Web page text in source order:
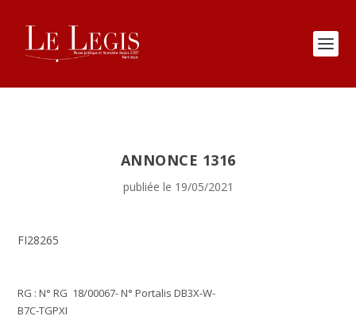
ANNONCE 1316
publiée le 19/05/2021
FI28265
RG : N° RG 18/00067- N° Portalis DB3X-W-
B7C-TGPXI